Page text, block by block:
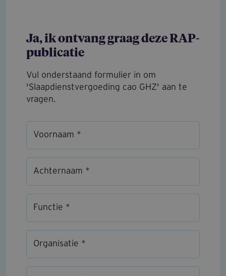
Ja, ik ontvang graag deze RAP-
publicatie
Vul onderstaand formulier in om
'Slaapdienstvergoeding cao GHZ' aan te
vragen.
Voornaam *
Achternaam *
Functie *
Organisatie *